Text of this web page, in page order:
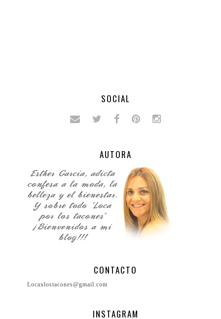
SOCIAL
AUTORA
CONTACTO
Locaxlostacones@gmail.com
INSTAGRAM